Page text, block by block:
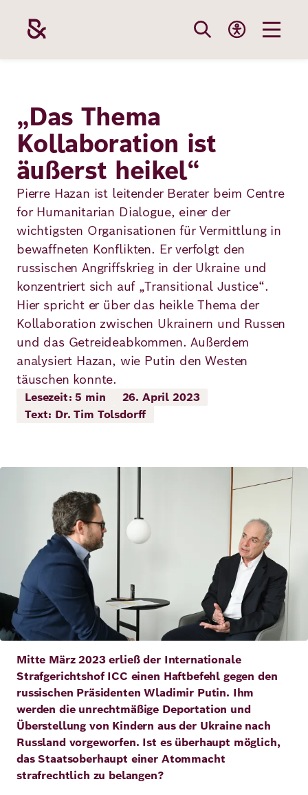
Inhalt
Stiftung
Themen
Förderung
Karriere
Presse
Veranstaltungen
Robert
Academy
Deutsch Englisch
Die Stiftung
Team
Robert Bosch
Werte und
Haltung
Jahresbericht
Kontakt
Initiativen
Unsere
Themen
Bildung
Gesundheit
Resilienz
Demokratie
Frieden
Klimawandel
Ukraine
Wie wir
Fördergebiete
Projekte
Aktuelle
Bei uns
Benefits
„Das Thema
Kollaboration ist
äußerst heikel“
Pierre Hazan ist leitender Berater beim Centre
for Humanitarian Dialogue, einer der
wichtigsten Organisationen für Vermittlung in
bewaffneten Konflikten. Er verfolgt den
russischen Angriffskrieg in der Ukraine und
konzentriert sich auf „Transitional Justice“.
Hier spricht er über das heikle Thema der
Kollaboration zwischen Ukrainern und Russen
und das Getreideabkommen. Außerdem
analysiert Hazan, wie Putin den Westen
täuschen konnte.
Lesezeit: 5 min
26. April 2023
Text: Dr. Tim Tolsdorff
Bild
Mitte März 2023 erließ der Internationale
Strafgerichtshof ICC einen Haftbefehl gegen den
russischen Präsidenten Wladimir Putin. Ihm
werden die unrechtmäßige Deportation und
Überstellung von Kindern aus der Ukraine nach
Russland vorgeworfen. Ist es überhaupt möglich,
das Staatsoberhaupt einer Atommacht
strafrechtlich zu belangen?